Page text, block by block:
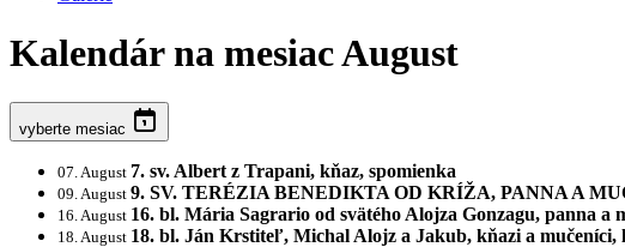
Kalendárna mesiac August
vyberte mesiac
07. August 7. sv. Albert z Trapani, kňaz, spomienka
09. August 9. SV. TERÉZIA BENEDIKTA OD KRÍŽA, PANNA A
16. August 16. bl. Mária Sagrario od svätého Alojza Gonzagu, panna a
18. August 18. bl. Ján Krstiteľ, Michal Alojz a Jakub, kňazi a